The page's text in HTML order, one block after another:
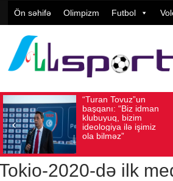
Ön səhifə Olimpizm Futbol
“Biz idman
bizim
ilə işimiz
Vüqar
Avqust 05, 2026
2020-də ilk